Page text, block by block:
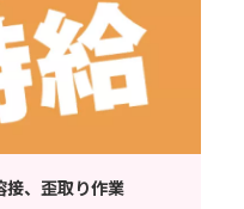
接、歪取り作業